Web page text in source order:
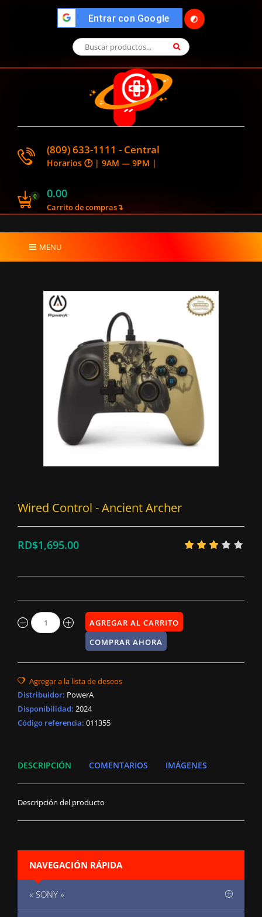
Entrar con Google 🌓
(809) 633-1111 - Central
Horarios 🕑 | 9AM — 9PM |
0 0.00
Carrito de compras↴
MENU
‍Wired Control - Ancient Archer
RD$1,695.00
Distribuidor: PowerA
Disponibilidad: 2024
Código referencia: 011355
DESCRIPCIÓN COMENTARIOS IMÁGENES
Descripción del producto
NAVEGACIÓN RÁPIDA
« SONY »